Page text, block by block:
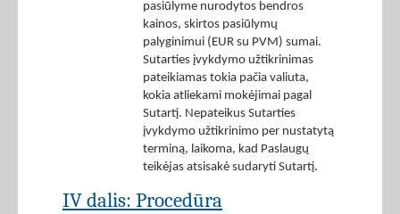
pasiūlyme nurodytos bendros
kainos, skirtos pasiūlymų
palyginimui (EUR su PVM) sumai.
Sutarties įvykdymo užtikrinimas
pateikiamas tokia pačia valiuta,
kokia atliekami mokėjimai pagal
Sutartį. Nepateikus Sutarties
įvykdymo užtikrinimo per nustatytą
terminą, laikoma, kad Paslaugų
teikėjas atsisakė sudaryti Sutartį.
IV dalis: Procedūra